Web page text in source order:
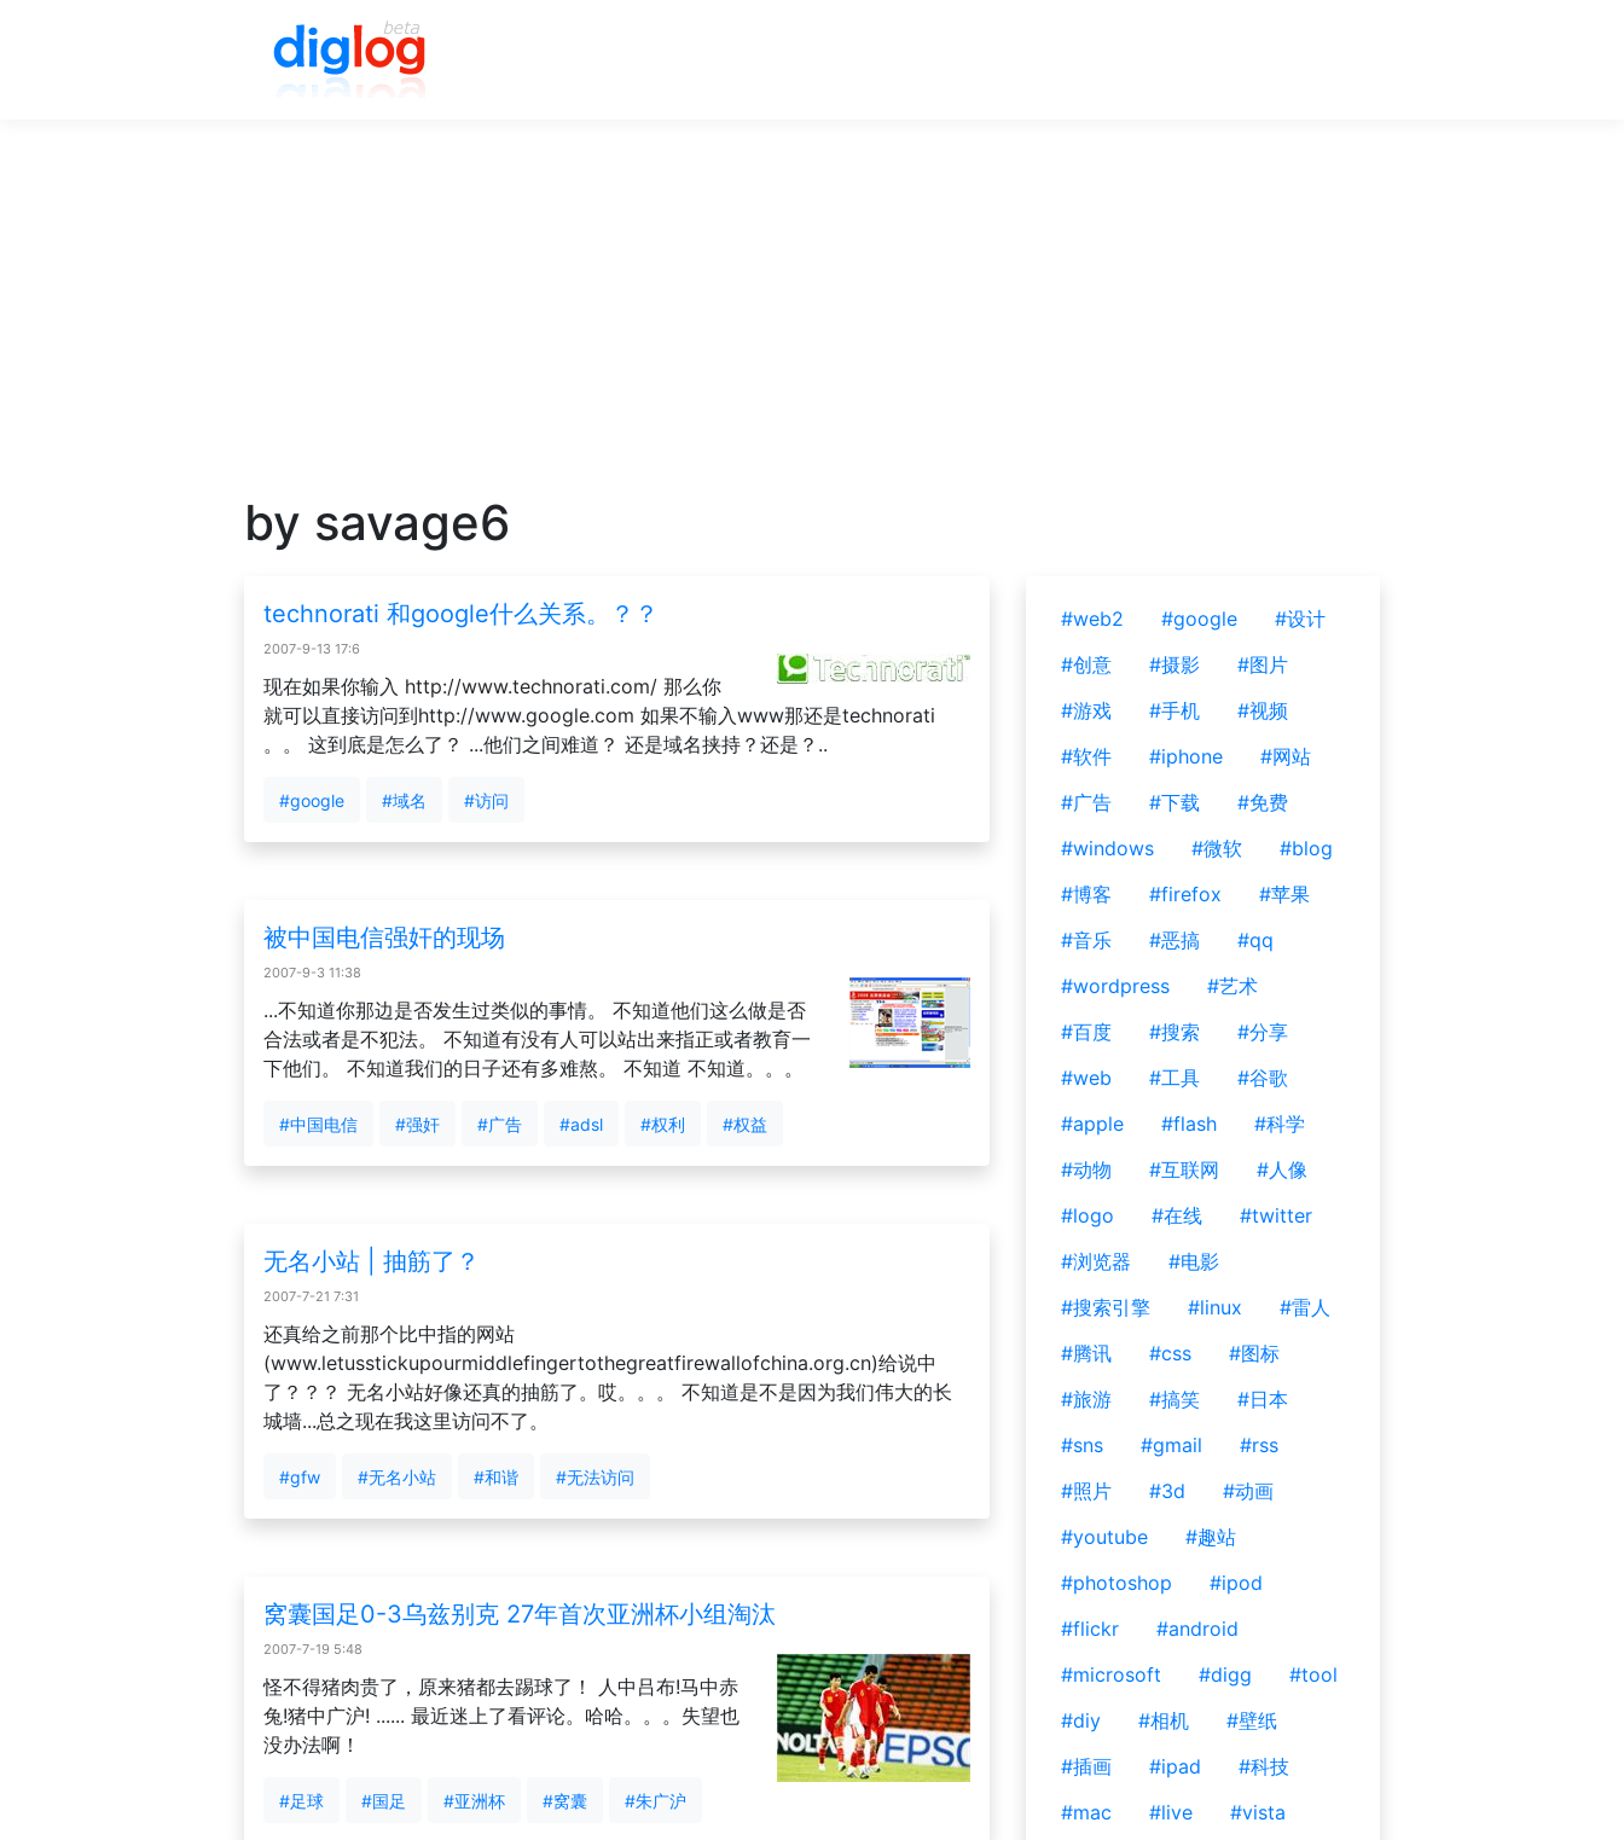
by savage6
technorati 和google什么关系。？？
2007-9-13 17:6
现在如果你输入 http://www.technorati.com/ 那么你
就可以直接访问到http://www.google.com 如果不输入www那还是technorati
。。 这到底是怎么了？ ...他们之间难道？ 还是域名挟持？还是？..
#google #域名 #访问
被中国电信强奸的现场
2007-9-3 11:38
...不知道你那边是否发生过类似的事情。 不知道他们这么做是否
合法或者是不犯法。 不知道有没有人可以站出来指正或者教育一
下他们。 不知道我们的日子还有多难熬。 不知道 不知道。。。
#中国电信 #强奸 #广告 #adsl #权利 #权益
无名小站 | 抽筋了？
2007-7-21 7:31
还真给之前那个比中指的网站
(www.letusstickupourmiddlefingertothegreatfirewallofchina.org.cn)给说中
了？？？ 无名小站好像还真的抽筋了。哎。。。 不知道是不是因为我们伟大的长
城墙...总之现在我这里访问不了。
#gfw #无名小站 #和谐 #无法访问
窝囊国足0-3乌兹别克 27年首次亚洲杯小组淘汰
2007-7-19 5:48
怪不得猪肉贵了，原来猪都去踢球了！ 人中吕布!马中赤
兔!猪中广沪! ...... 最近迷上了看评论。哈哈。。。失望也
没办法啊！
#足球 #国足 #亚洲杯 #窝囊 #朱广沪
#web2 #google
#设计
#创意
#摄影
#图片
#游戏
#手机
#视频
#软件
#iphone
#网站
#广告
#下载
#免费
#windows
#微软
#blog
#博客
#firefox
#苹果
#音乐
#恶搞
#qq
#wordpress
#艺术
#百度
#搜索
#分享
#web
#工具
#谷歌
#apple
#flash
#科学
#动物
#互联网
#人像
#logo
#在线
#twitter
#浏览器
#电影
#搜索引擎
#linux
#雷人
#腾讯
#css
#图标
#旅游
#搞笑
#日本
#sns
#gmail
#rss
#照片
#3d
#动画
#youtube
#趣站
#photoshop
#ipod
#flickr
#android
#microsoft
#digg
#tool
#diy
#相机
#壁纸
#插画
#ipad
#科技
#mac
#live
#vista